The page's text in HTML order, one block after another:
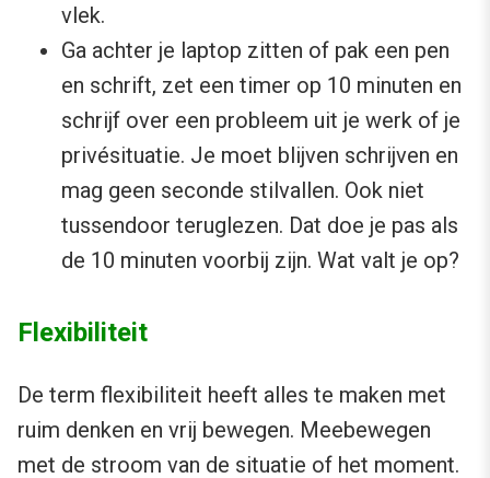
vlek.
Ga achter je laptop zitten of pak een pen
en schrift, zet een timer op 10 minuten en
schrijf over een probleem uit je werk of je
privésituatie. Je moet blijven schrijven en
mag geen seconde stilvallen. Ook niet
tussendoor teruglezen. Dat doe je pas als
de 10 minuten voorbij zijn. Wat valt je op?
Flexibiliteit
De term flexibiliteit heeft alles te maken met
ruim denken en vrij bewegen. Meebewegen
met de stroom van de situatie of het moment.